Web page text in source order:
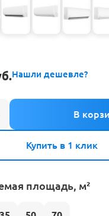
Нашли дешевле?
Купить в 1 клик
площадь, м²